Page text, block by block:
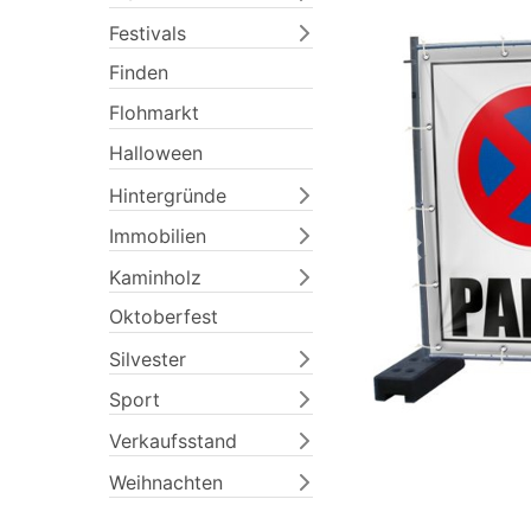
Festivals
Finden
Flohmarkt
Halloween
Hintergründe
Immobilien
Kaminholz
Oktoberfest
Silvester
Sport
Verkaufsstand
Weihnachten
Previous